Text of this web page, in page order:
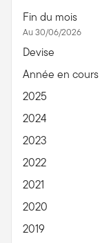
Fin du mois
Au 30/06/2026
Devise
Année en cours
2025
2024
2023
2022
2021
2020
2019